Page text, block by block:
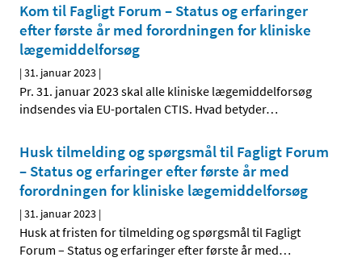
Kom til Fagligt Forum – Status og erfaringer
efter første år med forordningen for kliniske
lægemiddelforsøg
|31. januar 2023 |
Pr. 31. januar 2023 skal alle kliniske lægemiddelforsøg
indsendes via EU-portalen CTIS. Hvad betyder…
Husk tilmelding og spørgsmål til Fagligt Forum
– Status og erfaringer efter første år med
forordningen for kliniske lægemiddelforsøg
|31. januar 2023 |
Husk at fristen for tilmelding og spørgsmål til Fagligt
Forum – Status og erfaringer efter første år med…